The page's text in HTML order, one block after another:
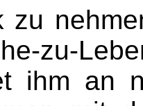
zu
zu-
ihm an